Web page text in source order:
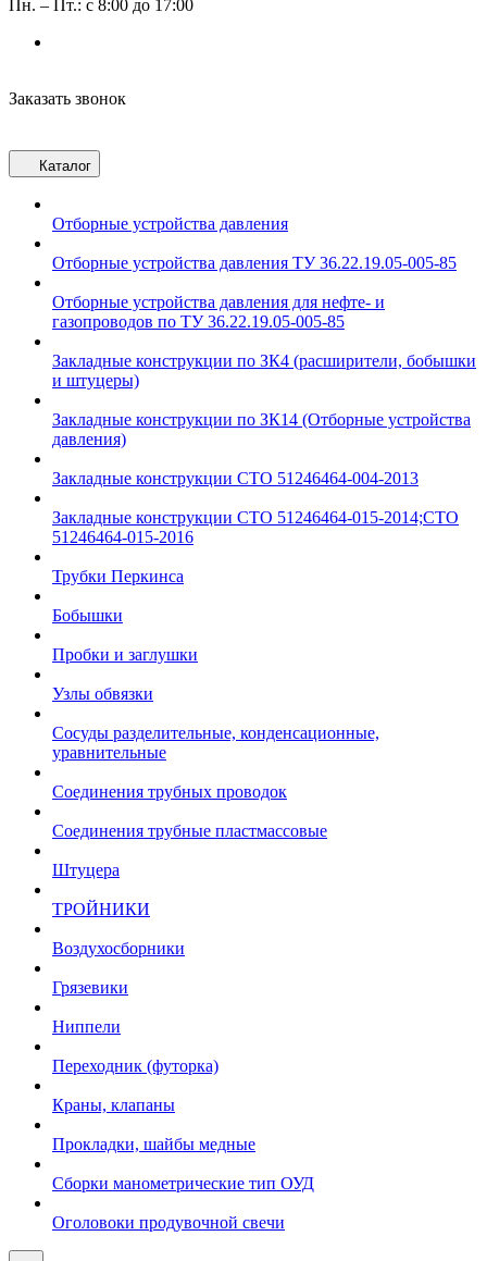
Пн. – Пт.: с 8:00 до 17:00
Заказать звонок
Каталог
Отборные устройства давления
Отборные устройства давления ТУ 36.22.19.05-005-85
Отборные устройства давления для нефте- и
газопроводов по ТУ 36.22.19.05-005-85
Закладные конструкции по ЗК4 (расширители, бобышки
и штуцеры)
Закладные конструкции по ЗК14 (Отборные устройства
давления)
Закладные конструкции СТО 51246464-004-2013
Закладные конструкции СТО 51246464-015-2014;СТО
51246464-015-2016
Трубки Перкинса
Бобышки
Пробки и заглушки
Узлы обвязки
Сосуды разделительные, конденсационные,
уравнительные
Соединения трубных проводок
Соединения трубные пластмассовые
Штуцера
ТРОЙНИКИ
Воздухосборники
Грязевики
Ниппели
Переходник (футорка)
Краны, клапаны
Прокладки, шайбы медные
Сборки манометрические тип ОУД
Оголовоки продувочной свечи